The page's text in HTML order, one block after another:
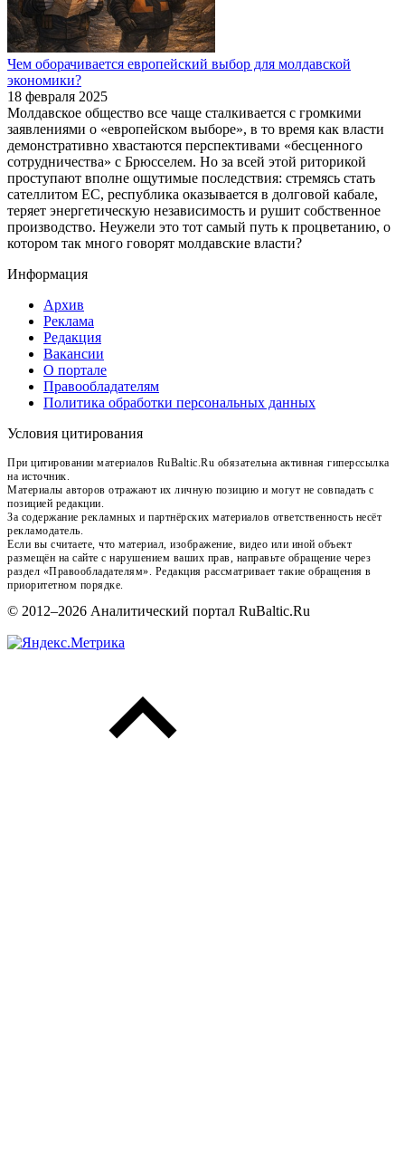
Чем оборачивается европейский выбор для молдавской
экономики?
18 февраля 2025
Молдавское общество все чаще сталкивается с громкими
заявлениями о «европейском выборе», в то время как власти
демонстративно хвастаются перспективами «бесценного
сотрудничества» с Брюсселем. Но за всей этой риторикой
проступают вполне ощутимые последствия: стремясь стать
сателлитом ЕС, республика оказывается в долговой кабале,
теряет энергетическую независимость и рушит собственное
производство. Неужели это тот самый путь к процветанию, о
котором так много говорят молдавские власти?
Информация
Архив
Реклама
Редакция
Вакансии
О портале
Правообладателям
Политика обработки персональных данных
Условия цитирования
При цитировании материалов RuBaltic.Ru обязательна активная гиперссылка
на источник.
Материалы авторов отражают их личную позицию и могут не совпадать с
позицией редакции.
За содержание рекламных и партнёрских материалов ответственность несёт
рекламодатель.
Если вы считаете, что материал, изображение, видео или иной объект
размещён на сайте с нарушением ваших прав, направьте обращение через
раздел «Правообладателям». Редакция рассматривает такие обращения в
приоритетном порядке.
© 2012–2026 Аналитический портал RuBaltic.Ru